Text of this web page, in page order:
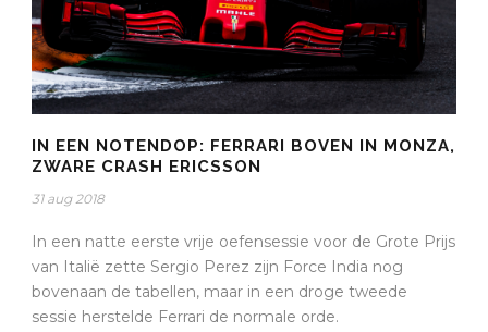
IN EEN NOTENDOP: FERRARI BOVEN IN MONZA,
ZWARE CRASH ERICSSON
31 aug 2018
In een natte eerste vrije oefensessie voor de Grote Prijs
van Italië zette Sergio Perez zijn Force India nog
bovenaan de tabellen, maar in een droge tweede
sessie herstelde Ferrari de normale orde.